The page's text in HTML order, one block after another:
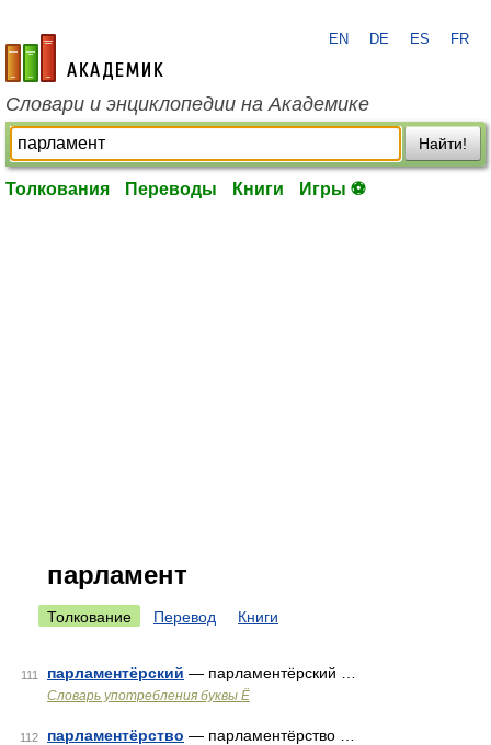
academic.ru
EN DE ES FR
Словари и энциклопедии на Академике
Найти!
Толкования Переводы Книги Игры ⚽
парламент
Толкование Перевод Книги
111 парламентёрский — парламентёрский …
Словарь употребления буквы Ё
112 парламентёрство — парламентёрство …